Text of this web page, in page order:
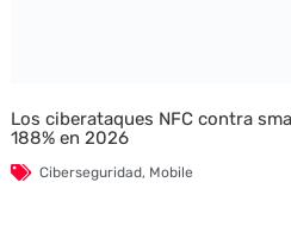
Los ciberataques NFC contra
188% en 2026
Ciberseguridad, Mobile